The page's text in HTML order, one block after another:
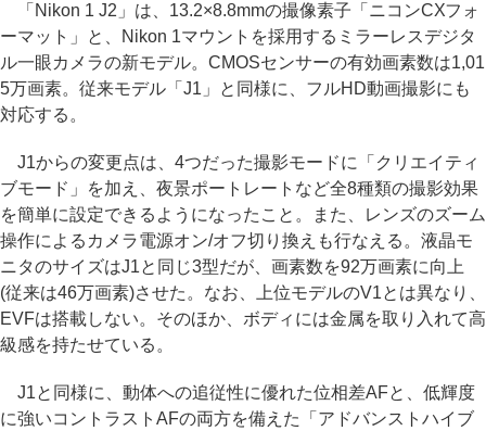
「Nikon 1 J2」は、13.2×8.8mmの撮像素子「ニコンCXフォ
ーマット」と、Nikon 1マウントを採用するミラーレスデジタ
ル一眼カメラの新モデル。CMOSセンサーの有効画素数は1,01
5万画素。従来モデル「J1」と同様に、フルHD動画撮影にも
対応する。
J1からの変更点は、4つだった撮影モードに「クリエイティ
ブモード」を加え、夜景ポートレートなど全8種類の撮影効果
を簡単に設定できるようになったこと。また、レンズのズーム
操作によるカメラ電源オン/オフ切り換えも行なえる。液晶モ
ニタのサイズはJ1と同じ3型だが、画素数を92万画素に向上
(従来は46万画素)させた。なお、上位モデルのV1とは異なり、
EVFは搭載しない。そのほか、ボディには金属を取り入れて高
級感を持たせている。
J1と同様に、動体への追従性に優れた位相差AFと、低輝度
に強いコントラストAFの両方を備えた「アドバンストハイブ